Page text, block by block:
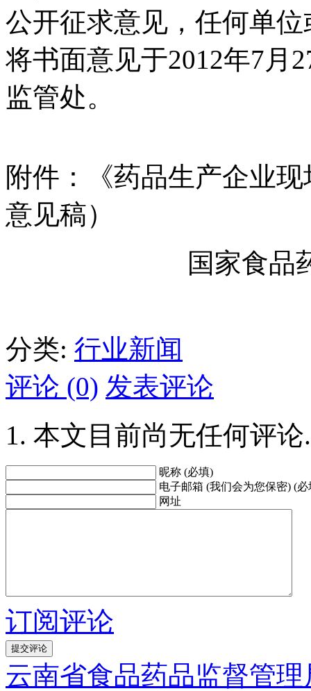
公开征求意见，任何单
将书面意见于2012年7月
监管处。
附件：《药品生产企业
意见稿）
国家食品
分类: 行业新闻
评论 (0) 发表评论
本文目前尚无任何评论.
昵称 (必填)
电子邮箱 (我们会为您保密) (必
网址
订阅评论
云南省食品药品监督管